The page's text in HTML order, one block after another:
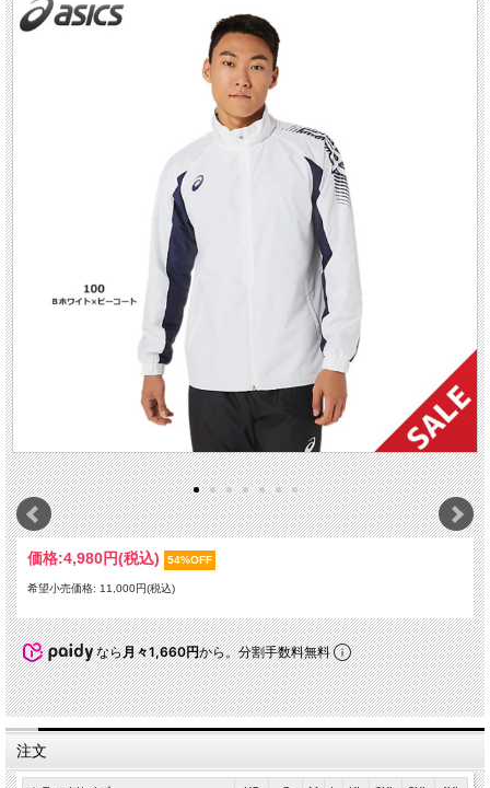
価格:4,980円(税込) 54%OFF
希望小売価格: 11,000円(税込)
なら月々1,660円から。分割手数料無料
注文